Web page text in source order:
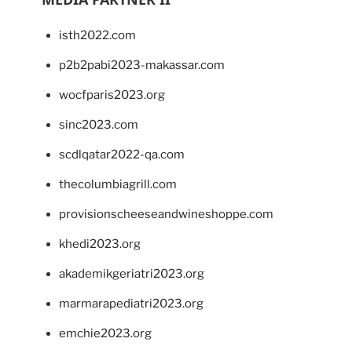
isth2022.com
p2b2pabi2023-makassar.com
wocfparis2023.org
sinc2023.com
scdlqatar2022-qa.com
thecolumbiagrill.com
provisionscheeseandwineshoppe.com
khedi2023.org
akademikgeriatri2023.org
marmarapediatri2023.org
emchie2023.org